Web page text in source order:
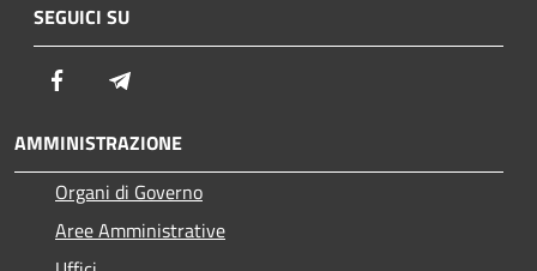
SEGUICI SU
Facebook
AMMINISTRAZIONE
Organi di Governo
Aree Amministrative